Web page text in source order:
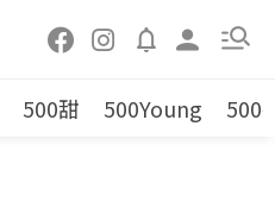
500甜 500Young 500